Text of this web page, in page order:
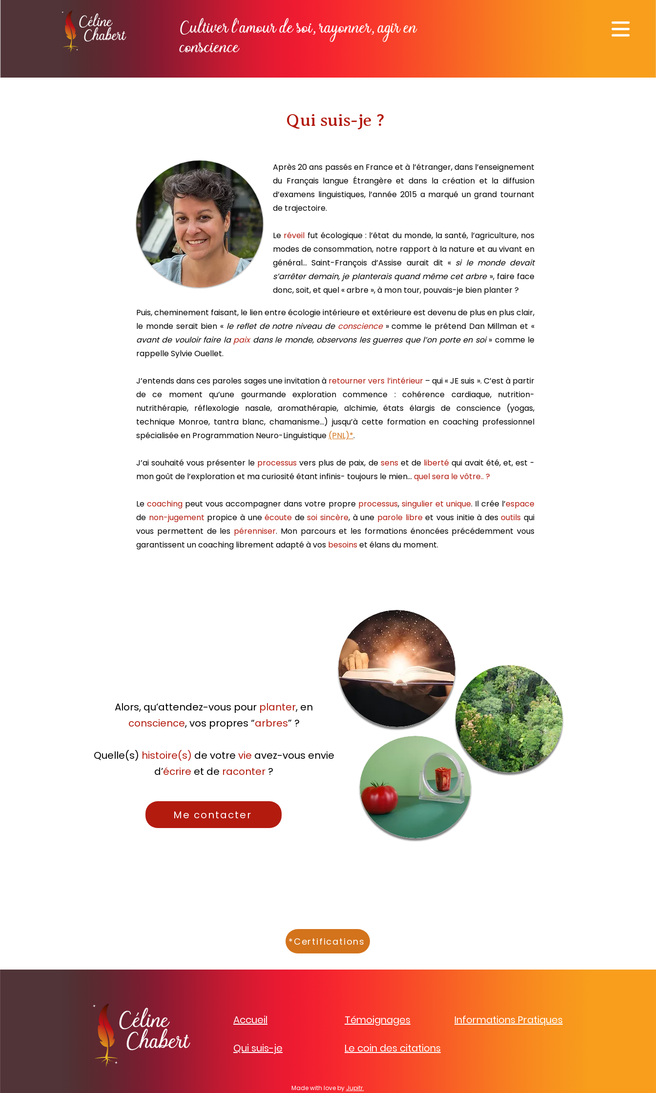
Cultiver l'amour de soi, rayonner, agir en
conscience
Qui suis-je ?
Après 20 ans passés en France et à l’étranger, dans l’enseignement
du Français langue Étrangère et dans la création et la diffusion
d’examens linguistiques, l’année 2015 a marqué un grand tournant
de trajectoire.
Le réveil fut écologique : l’état du monde, la santé, l’agriculture, nos
modes de consommation, notre rapport à la nature et au vivant en
général… Saint-François d’Assise aurait dit « si le monde devait
s’arrêter demain, je planterais quand même cet arbre», faire face
donc, soit, et quel « arbre », à mon tour, pouvais-je bien planter ?
Puis, cheminement faisant, le lien entre écologie intérieure et extérieure est devenu de plus en plus clair,
le monde serait bien « le reflet de notre niveau de conscience » comme le prétend Dan Millman et «
avant de vouloir faire la paixdans le monde, observons les guerres que l’on porte en soi» comme le
rappelle Sylvie Ouellet.
J’entends dans ces paroles sages une invitation à retourner vers l’intérieur– qui « JE suis ». C’est à partir
de ce moment qu’une gourmande exploration commence : cohérence cardiaque, nutrition-
nutrithérapie, réflexologie nasale, aromathérapie, alchimie, états élargis de conscience (yogas,
technique Monroe, tantra blanc, chamanisme…) jusqu’à cette formation en coaching professionnel
spécialisée en Programmation Neuro-Linguistique (PNL)*.
J’ai souhaité vous présenter le processusvers plus de paix, de sens et de libertéqui avait été, et, est -
mon goût de l’exploration et ma curiosité étant infinis- toujours le mien… quel sera le vôtre.. ?
Lecoaching peut vous accompagner dans votre propre processus, singulier et unique. Il crée l’espace
de non-jugement propice à uneécoute desoi sincère, à une parole libreet vous initie à desoutilsqui
vous permettent de les pérenniser. Mon parcours et les formations énoncées précédemment vous
garantissent un coaching librement adapté à vos besoinset élans du moment.
Alors, qu’attendez-vous pour planter, en
conscience, vos propres “arbres” ?
Quelle(s) histoire(s) de votre vie avez-vous envie
d’écrire et de raconter ?
Me contacter
*Certifications
Accueil Témoignages Informations Pratiques
Qui suis-je Le coin des citations
Made with love by Jupitr.